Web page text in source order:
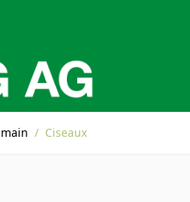
/ Ciseaux